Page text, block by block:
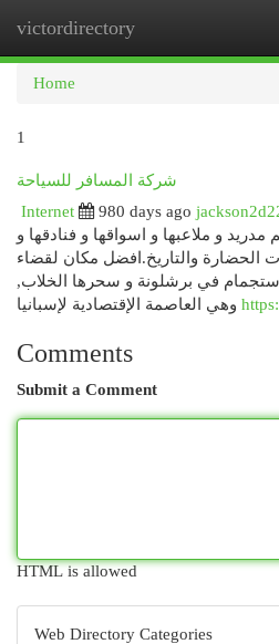
victordirectory
Home
1
شركة المسافر للسياحة
Internet
980 days ago
و ملاعبها و اسواقها و فنادقها و
الحضارة والتاريخ.افضل مكان لقضاء
في برشلونة و سحرها الخلاب,
Comments
Submit a Comment
HTML is allowed
Web Directory Categories